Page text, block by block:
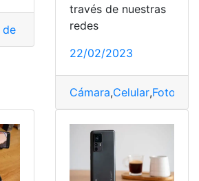
108 megapíxeles
través de nuestras
redes
22/02/2023
Cámara,Celular,Fotos